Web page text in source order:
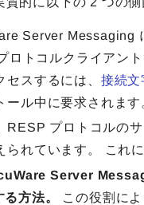
Server Messaging
ロトコルクライアン
セスするには、 接続文
ール中に要求されます
RESP プロトコルの
られています。 これ
Server
る方法。
この役割に